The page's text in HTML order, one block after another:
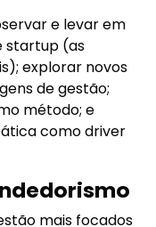
e levar em
startup (as
explorar novos
de gestão;
método; e
como driver
mais focados